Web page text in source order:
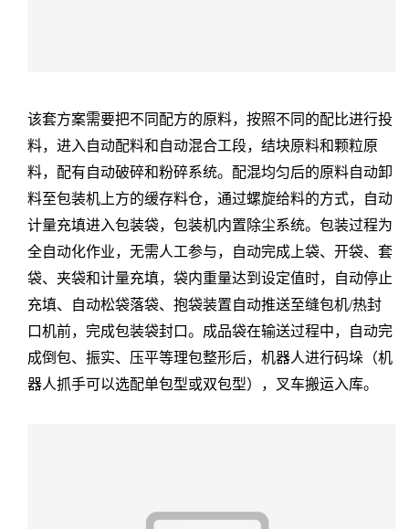
该套方案需要把不同配方的原料，按照不同的配比进行投
料，进入自动配料和自动混合工段，结块原料和颗粒原
料，配有自动破碎和粉碎系统。配混均匀后的原料自动卸
料至包装机上方的缓存料仓，通过螺旋给料的方式，自动
计量充填进入包装袋，包装机内置除尘系统。包装过程为
全自动化作业，无需人工参与，自动完成上袋、开袋、套
袋、夹袋和计量充填，袋内重量达到设定值时，自动停止
充填、自动松袋落袋、抱袋装置自动推送至缝包机/热封
口机前，完成包装袋封口。成品袋在输送过程中，自动完
成倒包、振实、压平等理包整形后，机器人进行码垛（机
器人抓手可以选配单包型或双包型），叉车搬运入库。